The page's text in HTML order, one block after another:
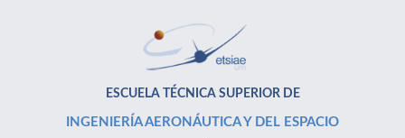
ESCUELA TÉCNICA SUPERIOR DE
INGENIERÍA AERONÁUTICA Y DEL ESPACIO